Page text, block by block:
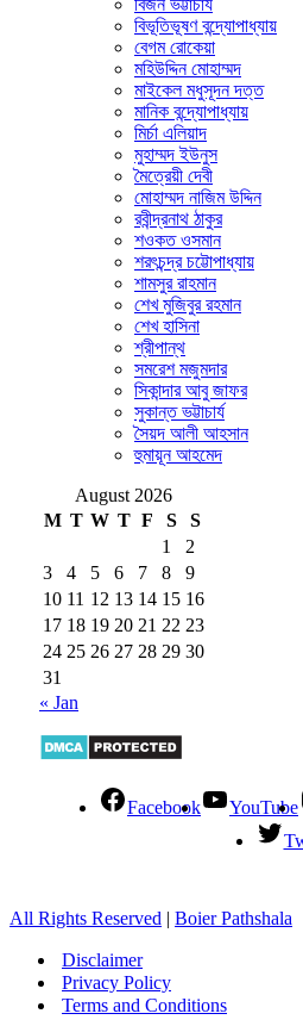
বিভূতিভূষণ বন্দ্যোপাধ্যায়
বেগম রোকেয়া
মহিউদ্দিন মোহাম্মদ
মাইকেল মধুসূদন দত্ত
মানিক বন্দ্যোপাধ্যায়
মির্চা এলিয়াদ
মুহাম্মদ ইউনুস
মৈত্রেয়ী দেবী
মোহাম্মদ নাজিম উদ্দিন
রবীন্দ্রনাথ ঠাকুর
শওকত ওসমান
শরৎচন্দ্র চট্টোপাধ্যায়
শামসুর রাহমান
শেখ মুজিবুর রহমান
শেখ হাসিনা
শ্রীপান্থ
সমরেশ মজুমদার
সিকান্দার আবু জাফর
সুকান্ত ভট্টাচার্য
সৈয়দ আলী আহসান
হুমায়ূন আহমেদ
August 2026
M T W T F S
S
1
2
3
4 5 6 7 8
9
10 11 12 13 14 15 16
17 18 19 20 21 22 23
24 25 26 27 28 29 30
31
« Jan
Facebook YouTube
All Rights Reserved | Boier Pathshala
Disclaimer
Privacy Policy
Terms and Conditions